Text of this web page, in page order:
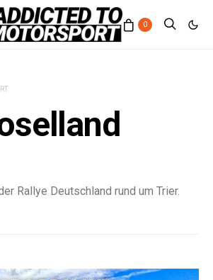
0
Rallye Deutschland rund um Trier.